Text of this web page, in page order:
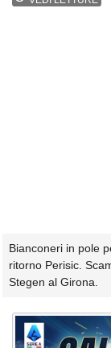
Bianconeri in pole
ritorno Perisic.
Stegen al Girona.